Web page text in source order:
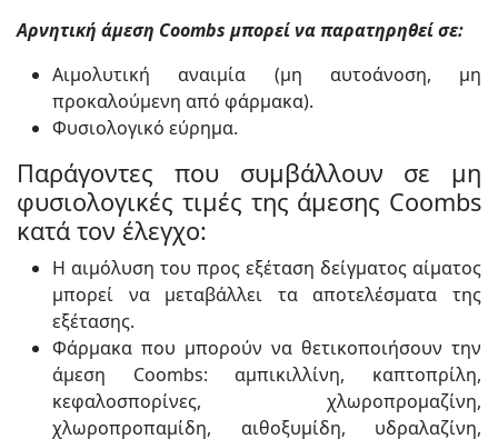
Αρνητική άμεση Coombs μπορεί να παρατηρηθεί σε:
Αιμολυτική αναιμία (μη αυτοάνοση, μη
προκαλούμενη από φάρμακα).
Φυσιολογικό εύρημα.
Παράγοντες που συμβάλλουν σε μη
φυσιολογικές τιμές της άμεσης Coombs
κατά τον έλεγχο:
Η αιμόλυση του προς εξέταση δείγματος αίματος
μπορεί να μεταβάλλει τα αποτελέσματα της
εξέτασης.
Φάρμακα που μπορούν να θετικοποιήσουν την
άμεση Coombs: αμπικιλλίνη, καπτοπρίλη,
κεφαλοσπορίνες, χλωροπρομαζίνη,
χλωροπροπαμίδη, αιθοξυμίδη, υδραλαζίνη,